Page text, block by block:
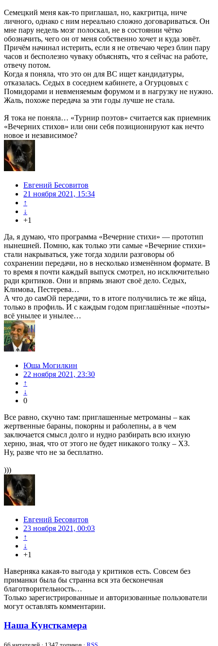
Семецкий меня как-то приглашал, но, какгритца, ниче
личного, однако с ним нереально сложно договариваться. Он
мне пару недель мозг полоскал, не в состоянии чётко
обозначить, чего он от меня собственно хочет и куда зовёт.
Причём начинал истерить, если я не отвечаю через блин пару
часов и бесполезно чуваку объяснять, что я сейчас на работе,
отвечу потом.
Когда я поняла, что это он для ВС ищет кандидатуры,
отказалась. Седых в соседнем кабинете, а Огурцовых с
Помидорами и невменяемым форумом и в нагрузку не нужно.
Жаль, похоже передача за эти годы лучше не стала.
Я тока не поняла… «Турнир поэтов» считается как приемник
«Вечерних стихов» или они себя позиционируют как нечто
новое и независимое?
Евгений Бесовитов
21 ноября 2021, 15:34
↑
↓
+1
Да, я думаю, что программа «Вечерние стихи» — прототип
нынешней. Помню, как только эти самые «Вечерние стихи»
стали накрываться, уже тогда ходили разговоры об
сохранении передачи, но в несколько изменённом формате. В
то время я почти каждый выпуск смотрел, но исключительно
ради критиков. Они и впрямь знают своё дело. Седых,
Климова, Пестерева…
А что до самОй передачи, то в итоге получились те же яйца,
только в профиль. И с каждым годом приглашённые «поэты»
всё унылее и унылее…
Юша Могилкин
22 ноября 2021, 23:30
↑
↓
0
Все равно, скучно там: приглашенные метроманы – как
жертвенные бараны, покорны и раболепны, а в чем
заключается смысл долго и нудно разбирать всю ихную
херню, зная, что от этого не будет никакого толку – ХЗ.
Ну, разве что не за бесплатно.
)))
Евгений Бесовитов
23 ноября 2021, 00:03
↑
↓
+1
Наверняка какая-то выгода у критиков есть. Совсем без
приманки была бы странна вся эта бесконечная
благотворительность…
Только зарегистрированные и авторизованные пользователи
могут оставлять комментарии.
Наша Кунсткамера